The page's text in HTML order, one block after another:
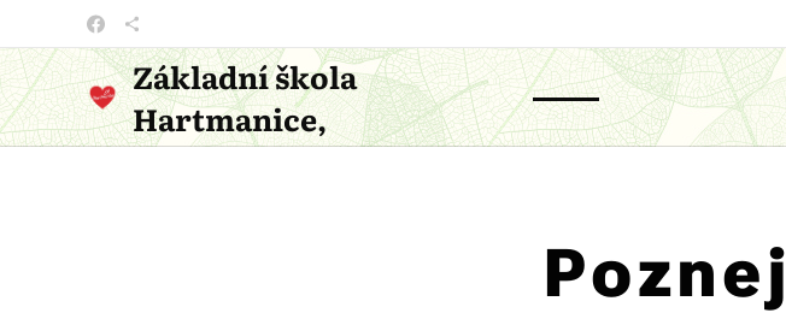
Základní škola
Hartmanice,
příspěvková organizace